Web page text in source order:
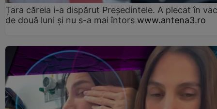
Țara căreia i-a dispărut Președintele. A plecat în
de două luni și nu s-a mai întors www.antena3.ro